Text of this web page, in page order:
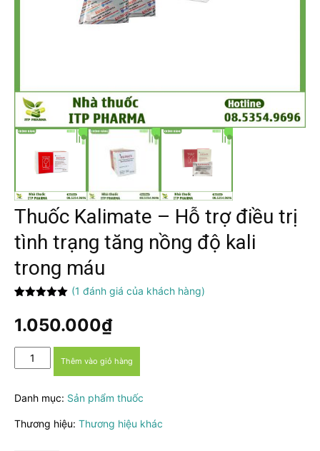
Thuốc Kalimate – Hỗ trợ điều trị
tình trạng tăng nồng độ kali
trong máu
dựa trên
đánh giá
(1 đánh giá của khách hàng)
1.050.000₫
Thuốc
Kalimate
Hỗ
điều
Thêm vào giỏ hàng
Danh mục: Sản phẩm thuốc
Thương hiệu: Thương hiệu khác